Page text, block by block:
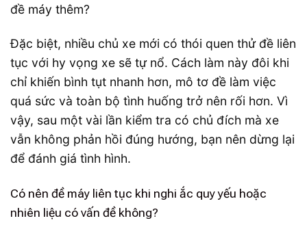
Đặc biệt, nhiều chủ xe mới có thói quen thử đề liên
tục với hy vọng xe sẽ tự nổ. Cách làm này đôi khi
chỉ khiến bình tụt nhanh hơn, mô tơ đề làm việc
quá sức và toàn bộ tình huống trở nên rối hơn. Vì
vậy, sau một vài lần kiểm tra có chủ đích mà xe
vẫn không phản hồi đúng hướng, bạn nên dừng lại
để đánh giá tình hình.
Có nên đề máy liên tục khi nghi ắc quy yếu hoặc
nhiên liệu có vấn đề không?